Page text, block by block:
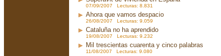
07/09/2007 Lecturas: 8.831
Ahora que vamos despacio
26/08/2007 Lecturas: 9.059
Cataluña no ha aprendido
19/08/2007 Lecturas: 9.232
Mil trescientas cuarenta y cinco palabras
11/08/2007 Lecturas: 9.080